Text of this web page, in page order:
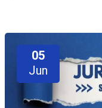
05
Jun